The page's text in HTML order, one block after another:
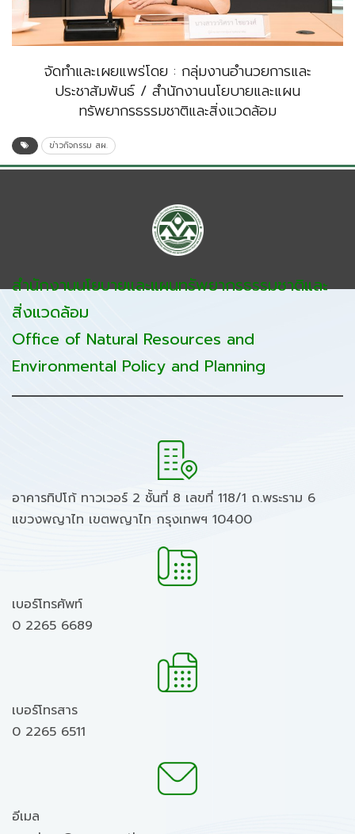
จัดทำและเผยแพร่โดย : กลุ่มงานอำนวยการและ
ประชาสัมพันธ์ / สำนักงานนโยบายและแผน
ทรัพยากรธรรมชาติและสิ่งแวดล้อม
ข่าวกิจกรรม สผ.
สำนักงานนโยบายและแผนทรัพยากรธรรมชาติและ
สิ่งแวดล้อม
Office of Natural Resources and
Environmental Policy and Planning
อาคารทิปโก้ ทาวเวอร์ 2 ชั้นที่ 8 เลขที่ 118/1 ถ.พระราม 6
แขวงพญาไท เขตพญาไท กรุงเทพฯ 10400
เบอร์โทรศัพท์
0 2265 6689
เบอร์โทรสาร
0 2265 6511
อีเมล